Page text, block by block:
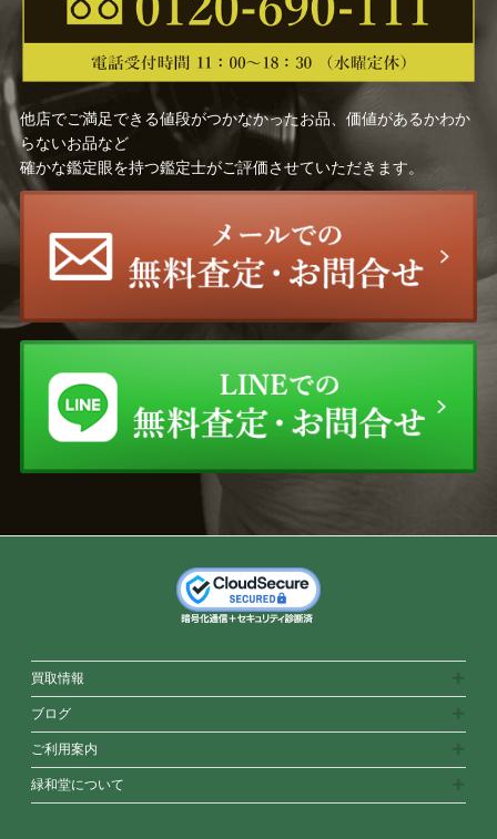
他店でご満足できる値段がつかなかったお品、価値があるかわか
らないお品など
確かな鑑定眼を持つ鑑定士がご評価させていただきます。
買取情報
ブログ
ご利用案内
緑和堂について